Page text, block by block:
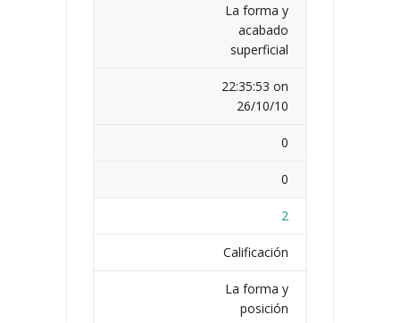
La forma y
acabado
superficial
22:35:53 on
26/10/10
0
0
2
Calificación
La forma y
posición